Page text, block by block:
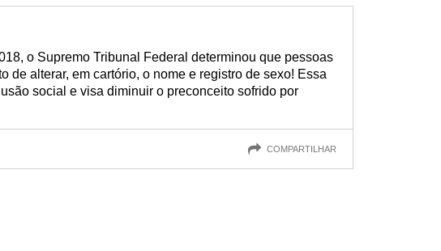
o Supremo Tribunal Federal determinou que pessoas
de alterar, em cartório, o nome e registro de sexo! Essa
social e visa diminuir o preconceito sofrido por
COMPARTILHAR